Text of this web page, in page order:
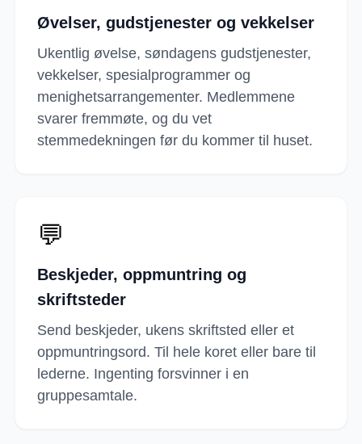
Øvelser, gudstjenester og vekkelser
Ukentlig øvelse, søndagens gudstjenester,
vekkelser, spesialprogrammer og
menighetsarrangementer. Medlemmene
svarer fremmøte, og du vet
stemmedekningen før du kommer til huset.
💬
Beskjeder, oppmuntring og
skriftsteder
Send beskjeder, ukens skriftsted eller et
oppmuntringsord. Til hele koret eller bare til
lederne. Ingenting forsvinner i en
gruppesamtale.